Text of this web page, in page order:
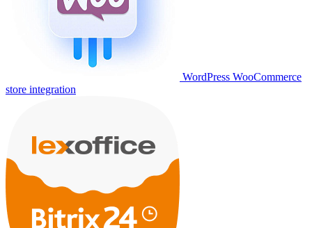
WordPress WooCommerce
store integration